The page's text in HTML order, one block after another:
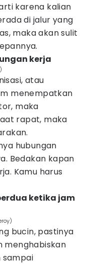
karena kalian
di jalur yang
maka akan sulit
kerja
atau
menempatkan
maka
rapat, maka
hubungan
Bedakan kapan
Kamu harus
ketika jam
bucin, pastinya
menghabiskan
sampai